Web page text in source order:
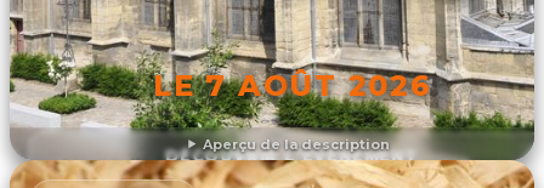
Aperçu de la description
LE 7 AOÛT 2026
DÉCOUVRIR L'ÉVÉNEMENT